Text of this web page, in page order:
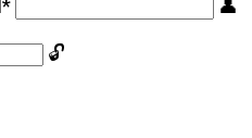
*